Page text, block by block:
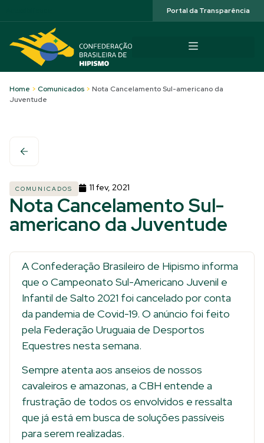
Portal da Transparência
Home > Comunicados > Nota Cancelamento Sul-americano da
Juventude
COMUNICADOS 11 fev, 2021
Nota Cancelamento Sul-
americano da Juventude
A Confederação Brasileiro de Hipismo informa
que o Campeonato Sul-Americano Juvenil e
Infantil de Salto 2021 foi cancelado por conta
da pandemia de Covid-19. O anúncio foi feito
pela Federação Uruguaia de Desportos
Equestres nesta semana.
Sempre atenta aos anseios de nossos
cavaleiros e amazonas, a CBH entende a
frustração de todos os envolvidos e ressalta
que já está em busca de soluções passíveis
para serem realizadas.